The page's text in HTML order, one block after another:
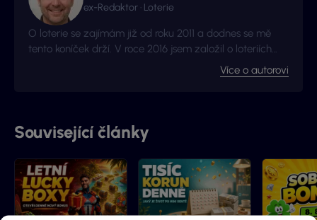
ex-Redaktor · Loterie
O loterie se zajímám již od roku 2011 a dodnes se mě
tento koníček drží. V roce 2016 jsem založil o loteriích
web Vyhraj.com, který jsem následně v roce 2017
prodal, avšak za podmínek, že budu moci stále
mnohem více informací.
Více o autorovi
Související články